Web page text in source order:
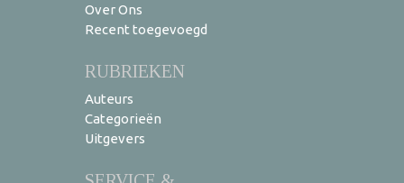
Over Ons
Recent toegevoegd
RUBRIEKEN
Auteurs
Categorieën
Uitgevers